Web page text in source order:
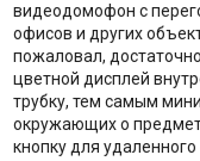
видеодомофон с
офисов и других
пожаловал,
цветной дисплей
трубку, тем самым
окружающих о
кнопку для